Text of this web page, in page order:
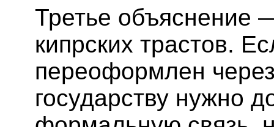
Третье объяснение
кипрских трастов.
переоформлен
государству нужно